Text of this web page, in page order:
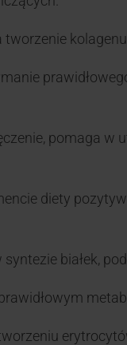
pomaga w
diety
syntezie białek,